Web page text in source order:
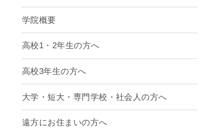
学院概要
高校1・2年生の方へ
高校3年生の方へ
大学・短大・専門学校・社会人の方へ
遠方にお住まいの方へ